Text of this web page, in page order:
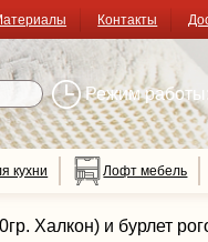
Контакты
Режим
кухни Лофт мебель
Халкон) и бурлет